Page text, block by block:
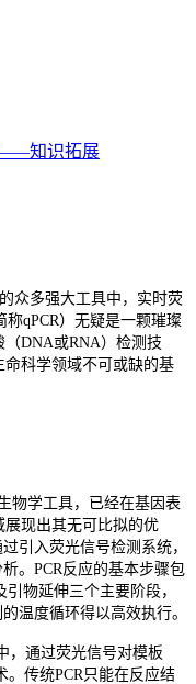
知识拓展
众多强大工具中，实时荧
称qPCR）无疑是一颗璀璨
DNA或RNA）检测技
科学领域不可或缺的基
物学工具，已经在基因表
现出其无可比拟的优
引入荧光信号检测系统，
。PCR反应的基本步骤包
物延伸三个主要阶段，
温度循环得以高效执行。
，通过荧光信号对模板
传统PCR只能在反应结